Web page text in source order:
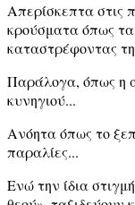
Απερίσκεπτα στις
κρούσματα όπως
καταστρέφοντας
Παράλογα, όπως η
κυνηγιού...
Ανόητα όπως το
παραλίες...
Ενώ την ίδια